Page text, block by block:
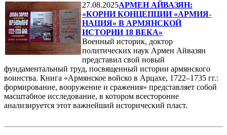
27.08.2025АРМЕН АЙВАЗЯН:
«КОРНИ КОНЦЕПЦИИ «АРМИЯ-
НАЦИЯ» В АРМЯНСКОЙ
ИСТОРИИ 18 ВЕКА»
Военный историк, доктор
политических наук Армен Айвазян
представил свой новый
фундаментальный труд, посвященный истории армянского
воинства. Книга «Армянское войско в Арцахе, 1722–1735 гг.:
формирование, вооружение и сражения» представляет собой
масштабное исследование, в котором всесторонне
анализируется этот важнейший исторический пласт.